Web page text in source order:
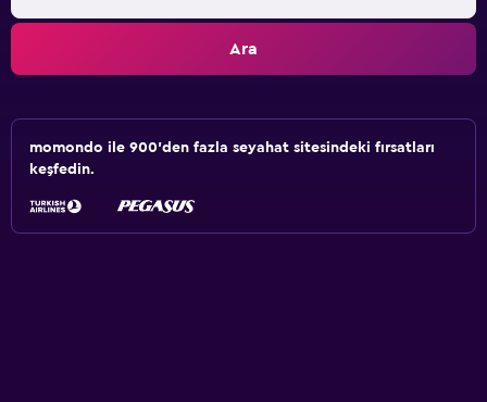
Ara
momondo ile 900'den fazla seyahat sitesindeki fırsatları
keşfedin.